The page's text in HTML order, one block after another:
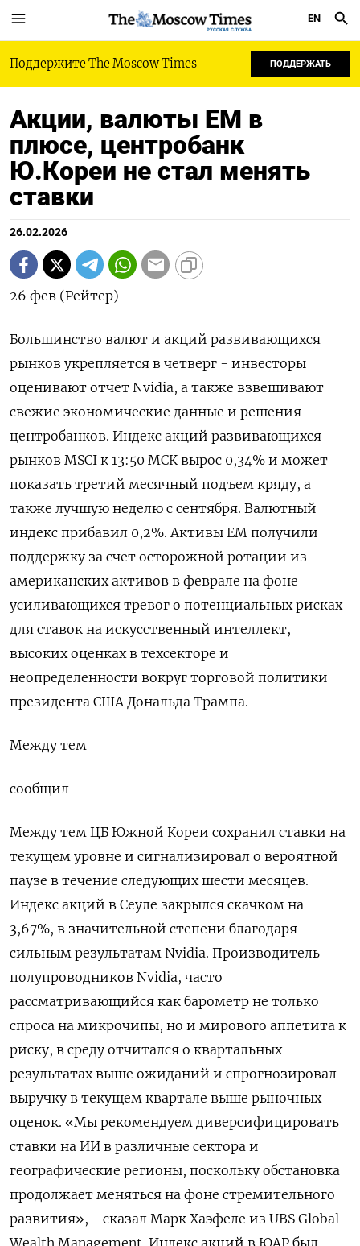
РУССКАЯ СЛУЖБА
EN
Поддержите The Moscow Times ПОДДЕРЖАТЬ
Акции, валюты EM в
плюсе, центробанк
Ю.Кореи не стал менять
ставки
26.02.2026
26 фев (Рейтер) -
Большинство валют и акций развивающихся
рынков укрепляется в четверг - инвесторы
оценивают отчет Nvidia, а также взвешивают
свежие экономические данные и решения
центробанков. Индекс акций развивающихся
‌рынков MSCI к 13:50 МСК вырос 0,34% и может
показать третий месячный подъем кряду, а
также лучшую неделю с сентября. Валютный
индекс прибавил 0,2%. Активы EM получили ​
поддержку за счет осторожной ​ротации из
американских ​активов в феврале ⁠на фоне
усиливающихся тревог о потенциальных рисках
для ‌ставок на искусственный интеллект,
высоких оценках ‌в техсекторе и
неопределенности вокруг торговой политики
президента США Дональда Трампа.
Между тем
сообщил
Между тем ​ЦБ Южной Кореи сохранил ставки на
текущем уровне и сигнализировал ‌о вероятной
паузе в течение следующих шести месяцев.
Индекс акций ​в Сеуле закрылся скачком на
3,67%, в значительной степени благодаря
сильным ‌результатам Nvidia. Производитель
полупроводников Nvidia, часто
рассматривающийся как барометр не только
спроса на микрочипы, но и мирового аппетита к
риску, в ​среду отчитался о ​квартальных
результатах выше ожиданий ‌и спрогнозировал
выручку в текущем квартале выше рыночных
оценок. «Мы рекомендуем диверсифицировать ​
ставки на ИИ в различные сектора и
географические регионы, поскольку обстановка
продолжает меняться на фоне стремительного
развития», - сказал Марк Хаэфеле из UBS Global
Wealth Management. Индекс акций в ЮАР был